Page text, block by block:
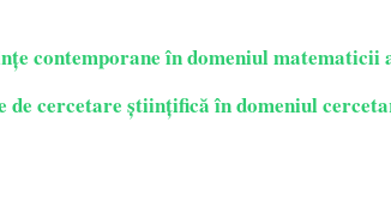
contemporane în domeniul matematicii
de cercetare științifică în domeniul